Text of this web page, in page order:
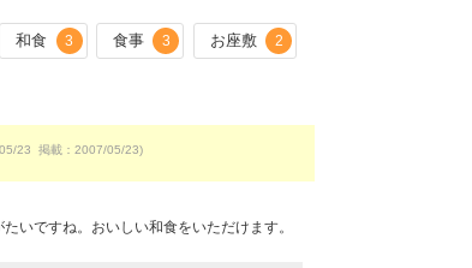
和食 3 食事 3 お座敷 2
23 掲載：2007/05/23)
いですね。おいしい和食をいただけます。